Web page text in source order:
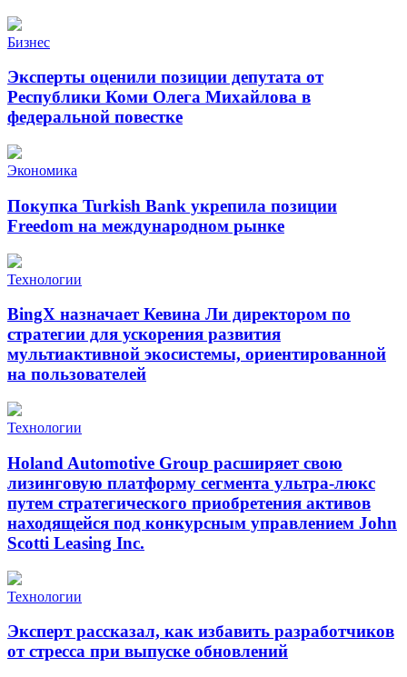
Бизнес
Эксперты оценили позиции депутата от
Республики Коми Олега Михайлова в
федеральной повестке
Экономика
Покупка Turkish Bank укрепила позиции
Freedom на международном рынке
Технологии
BingX назначает Кевина Ли директором по
стратегии для ускорения развития
мультиактивной экосистемы, ориентированной
на пользователей
Технологии
Holand Automotive Group расширяет свою
лизинговую платформу сегмента ультра-люкс
путем стратегического приобретения активов
находящейся под конкурсным управлением John
Scotti Leasing Inc.
Технологии
Эксперт рассказал, как избавить разработчиков
от стресса при выпуске обновлений